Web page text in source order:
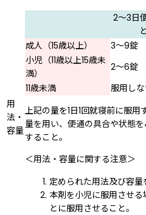
用
法・
容量
2〜3日
成人（15歳以上）
3〜9錠
小児（11歳以上15歳未
満）
2〜6錠
11歳未満
服用しな
上記の量を1日1回就寝前に服
量を用い、便通の具合や状態
すること。
＜用法・容量に関する注意＞
定められた用法及び容量
本剤を小児に服用させ
とに服用させること。